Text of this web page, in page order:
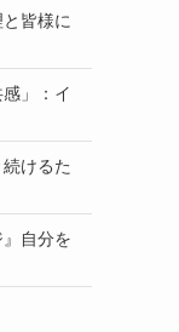
皆様に
」：イ
けるた
自分を